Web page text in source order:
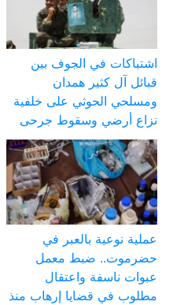
اشتباكات في الجوف بين
قبائل آل كثير همدان
ومسلحي الحوثي على خلفية
نزاع أرضي وسقوط جرحى
عملية نوعية بالعبر في
حضرموت.. ضبط معمل
عبوات ناسفة واعتقال
مطلوب في قضايا إرهاب منذ